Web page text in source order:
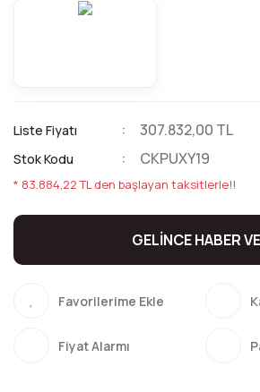
Liste Fiyatı 307.832,00 TL
Stok Kodu CKPUXY19
* 83.884,22 TL den başlayan taksitlerle!!
GELİNCE HABER
Fiyat Alarmı